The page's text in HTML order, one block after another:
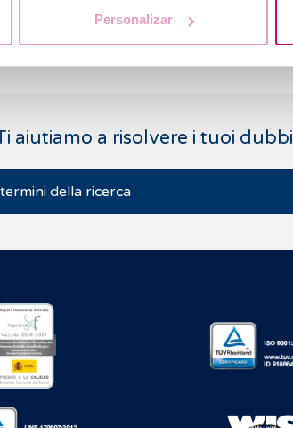
Personalizar
nel giorno previsto.
aiutiamo a risolvere i tuoi dubbi